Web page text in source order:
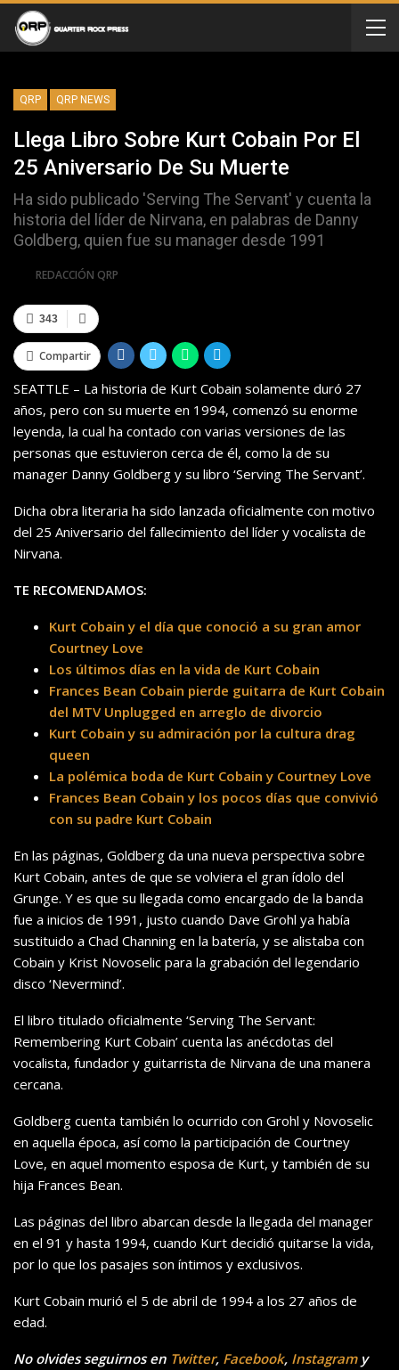
QRP QRP NEWS
Llega Libro Sobre Kurt Cobain Por El
25 Aniversario De Su Muerte
Ha sido publicado 'Serving The Servant' y cuenta la
historia del líder de Nirvana, en palabras de Danny
Goldberg, quien fue su manager desde 1991
REDACCIÓN QRP
343
Compartir
SEATTLE – La historia de Kurt Cobain solamente duró 27
años, pero con su muerte en 1994, comenzó su enorme
leyenda, la cual ha contado con varias versiones de las
personas que estuvieron cerca de él, como la de su
manager Danny Goldberg y su libro ‘Serving The Servant’.
Dicha obra literaria ha sido lanzada oficialmente con motivo
del 25 Aniversario del fallecimiento del líder y vocalista de
Nirvana.
TE RECOMENDAMOS:
Kurt Cobain y el día que conoció a su gran amor
Courtney Love
Los últimos días en la vida de Kurt Cobain
Frances Bean Cobain pierde guitarra de Kurt Cobain
del MTV Unplugged en arreglo de divorcio
Kurt Cobain y su admiración por la cultura drag
queen
La polémica boda de Kurt Cobain y Courtney Love
Frances Bean Cobain y los pocos días que convivió
con su padre Kurt Cobain
En las páginas, Goldberg da una nueva perspectiva sobre
Kurt Cobain, antes de que se volviera el gran ídolo del
Grunge. Y es que su llegada como encargado de la banda
fue a inicios de 1991, justo cuando Dave Grohl ya había
sustituido a Chad Channing en la batería, y se alistaba con
Cobain y Krist Novoselic para la grabación del legendario
disco ‘Nevermind’.
El libro titulado oficialmente ‘Serving The Servant:
Remembering Kurt Cobain’ cuenta las anécdotas del
vocalista, fundador y guitarrista de Nirvana de una manera
cercana.
Goldberg cuenta también lo ocurrido con Grohl y Novoselic
en aquella época, así como la participación de Courtney
Love, en aquel momento esposa de Kurt, y también de su
hija Frances Bean.
Las páginas del libro abarcan desde la llegada del manager
en el 91 y hasta 1994, cuando Kurt decidió quitarse la vida,
por lo que los pasajes son íntimos y exclusivos.
Kurt Cobain murió el 5 de abril de 1994 a los 27 años de
edad.
No olvides seguirnos en Twitter, Facebook, Instagramy